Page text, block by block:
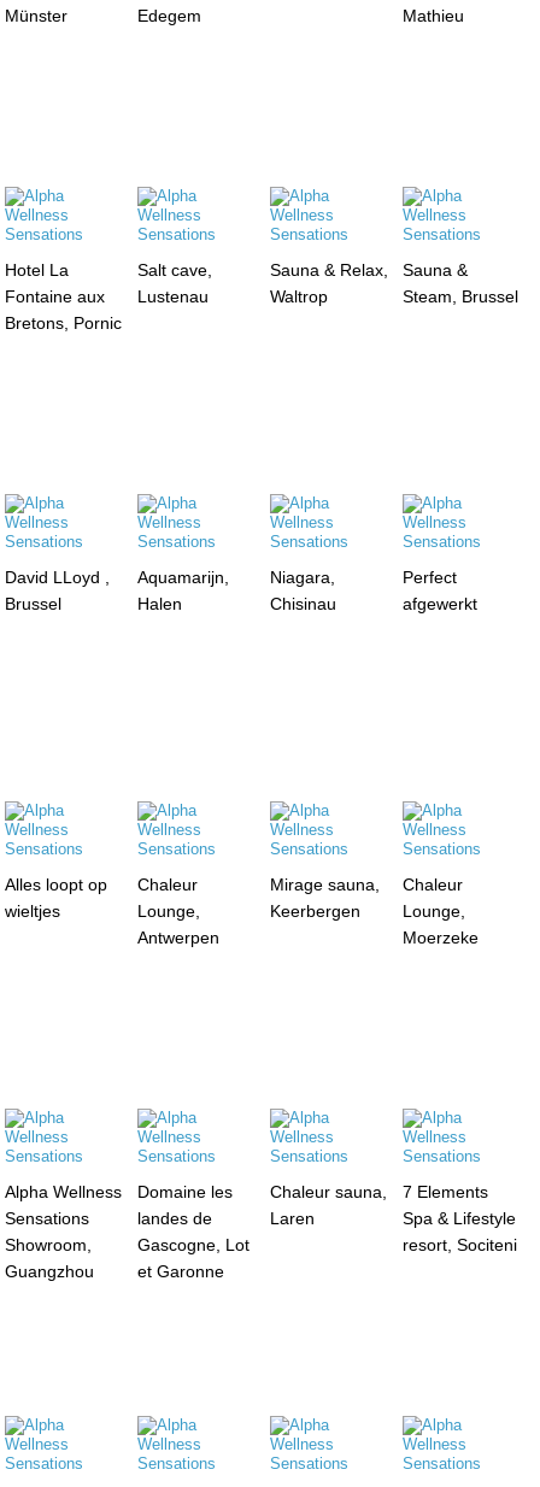
Münster
Edegem
Mathieu
Hotel La
Fontaine aux
Bretons, Pornic
Salt cave,
Lustenau
Sauna & Relax,
Waltrop
Sauna &
Steam, Brussel
David LLoyd ,
Brussel
Aquamarijn,
Halen
Niagara,
Chisinau
Perfect
afgewerkt
Alles loopt op
wieltjes
Chaleur
Lounge,
Antwerpen
Mirage sauna,
Keerbergen
Chaleur
Lounge,
Moerzeke
Alpha Wellness
Sensations
Showroom,
Guangzhou
Domaine les
landes de
Gascogne, Lot
et Garonne
Chaleur sauna,
Laren
7 Elements
Spa & Lifestyle
resort, Sociteni